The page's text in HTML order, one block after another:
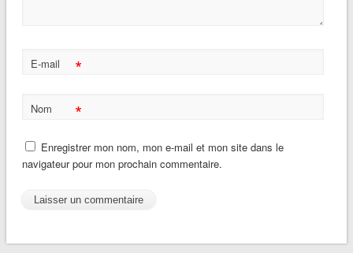
E-mail *
Nom *
Enregistrer mon nom, mon e-mail et mon site dans le
navigateur pour mon prochain commentaire.